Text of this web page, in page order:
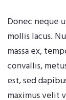
Donec neque
mollis lacus.
massa ex,
convallis,
est, sed
maximus velit